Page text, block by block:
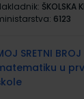
ŠKOLSKA
6123
SRETNI
u